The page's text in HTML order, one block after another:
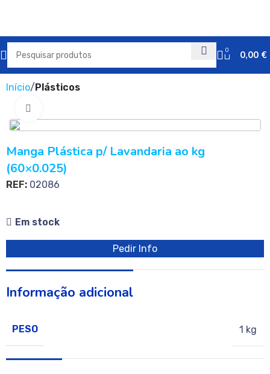
0 0,00 €
Início Plásticos
Manga Plástica p/ Lavandaria ao kg
(60×0.025)
REF: 02086
Em stock
Pedir Info
Informação adicional
PESO 1 kg